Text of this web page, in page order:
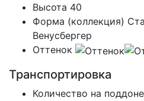
Высота 40
Форма (коллекция)
Венусбергер
Оттенок
Транспортировка
Количество на